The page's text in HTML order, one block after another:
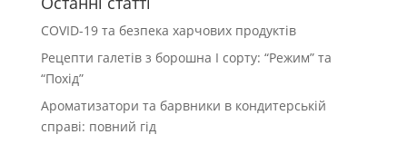
COVID-19 та безпека харчових продуктів
Рецепти галетів з борошна І сорту: “Режим” та
“Похід”
Ароматизатори та барвники в кондитерській
справі: повний гід